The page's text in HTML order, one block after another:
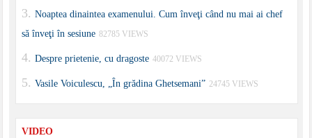
Noaptea dinaintea examenului. Cum înveţi când nu mai ai chef
să înveţi în sesiune 82785 VIEWS
Despre prietenie, cu dragoste 40072 VIEWS
Vasile Voiculescu, „În grădina Ghetsemani” 24745 VIEWS
VIDEO